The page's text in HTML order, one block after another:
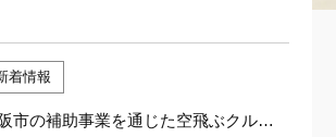
着情報
を通じた空飛ぶクルマ(AAM)商用運航実現に向けた検証調査の実施について